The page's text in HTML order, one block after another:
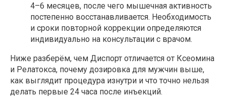
4–6 месяцев, после чего мышечная активность
постепенно восстанавливается. Необходимость
и сроки повторной коррекции определяются
индивидуально на консультации с врачом.
Ниже разберём, чем Диспорт отличается от Ксеомина
и Релатокса, почему дозировка для мужчин выше,
как выглядит процедура изнутри и что точно нельзя
делать первые 24 часа после инъекций.